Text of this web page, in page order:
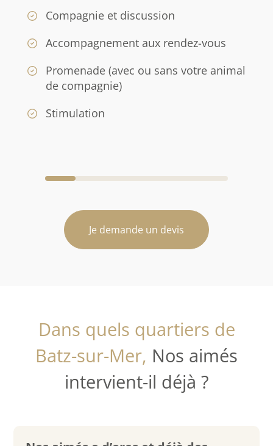
Compagnie et discussion
Accompagnement aux rendez-vous
Promenade (avec ou sans votre animal
de compagnie)
Stimulation
Je demande un devis
Dans quels quartiers de
Batz-sur-Mer, Nos aimés
intervient-il déjà ?